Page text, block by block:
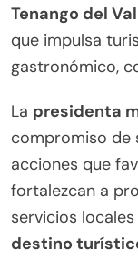
Tenango del
que impulsa
gastronómico,
La presidenta
compromiso de
acciones que
fortalezcan a
servicios
destino